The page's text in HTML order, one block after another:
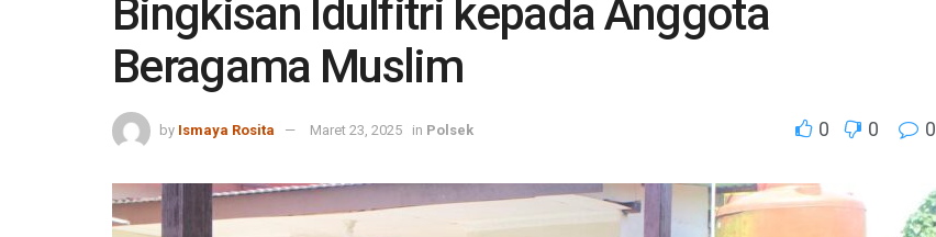
Bingkisan Idulfitri kepada Anggota
Beragama Muslim
by Ismaya Rosita Maret 23, 2025 in Polsek 0 0 0